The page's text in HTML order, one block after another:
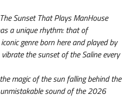
Sunset That Plays ManHouse
a unique rhythm: that of
genre born here and played by
the sunset of the Saline every
magic of the sun falling behind the
sound of the 2026